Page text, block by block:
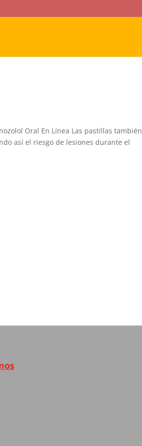
Oral En Línea Las pastillas también
así el riesgo de lesiones durante el